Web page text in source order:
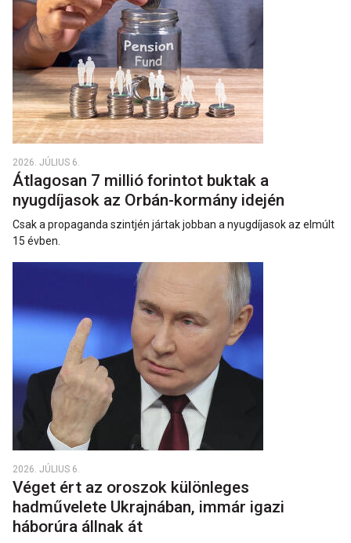
2026. JÚLIUS 6.
Átlagosan 7 millió forintot buktak a
nyugdíjasok az Orbán-kormány idején
Csak a propaganda szintjén jártak jobban a nyugdíjasok az elmúlt
15 évben.
2026. JÚLIUS 6.
Véget ért az oroszok különleges
hadművelete Ukrajnában, immár igazi
háborúra állnak át